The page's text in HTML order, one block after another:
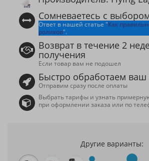
Сомневаетесь с
Ответ в нашей статье "Как
роликов".
Возврат в течение 2
получения
Если товар вам не подошел
Быстро обработаем ваш
Отправим сразу после оплаты
Выбрать тарифы и узнать
при оформлении заказа или по
Другие варианты: